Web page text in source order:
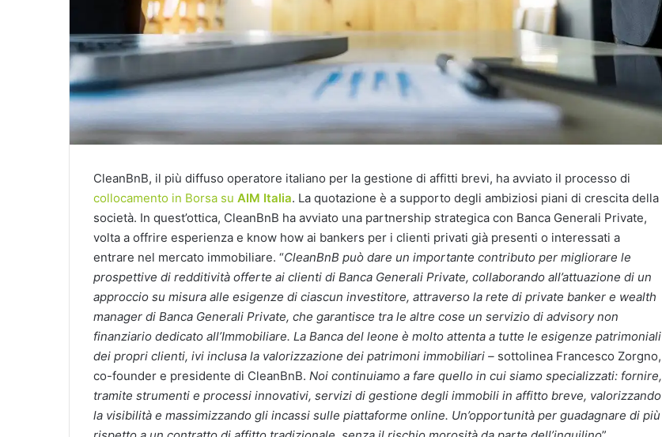
CleanBnB, il più diffuso operatore italiano per la gestione di affitti brevi, ha avviato il processo di
collocamento in Borsa su AIM Italia. La quotazione è a supporto degli ambiziosi piani di crescita della
società. In quest’ottica, CleanBnB ha avviato una partnership strategica con Banca Generali Private,
volta a offrire esperienza e know how ai bankers per i clienti privati già presenti o interessati a
entrare nel mercato immobiliare. “CleanBnB può dare un importante contributo per migliorare le
prospettive di redditività offerte ai clienti di Banca Generali Private, collaborando all’attuazione di un
approccio su misura alle esigenze di ciascun investitore, attraverso la rete di private banker e wealth
manager di Banca Generali Private, che garantisce tra le altre cose un servizio di advisory non
finanziario dedicato all’Immobiliare. La Banca del leone è molto attenta a tutte le esigenze patrimoniali
dei propri clienti, ivi inclusa la valorizzazione dei patrimoni immobiliari – sottolinea Francesco Zorgno,
co-founder e presidente di CleanBnB. Noi continuiamo a fare quello in cui siamo specializzati: fornire,
tramite strumenti e processi innovativi, servizi di gestione degli immobili in affitto breve, valorizzando
la visibilità e massimizzando gli incassi sulle piattaforme online. Un’opportunità per guadagnare di più